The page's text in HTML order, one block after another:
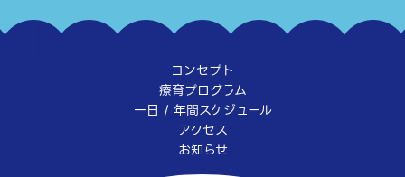
コンセプト
療育プログラム
一日 / 年間スケジュール
アクセス
お知らせ